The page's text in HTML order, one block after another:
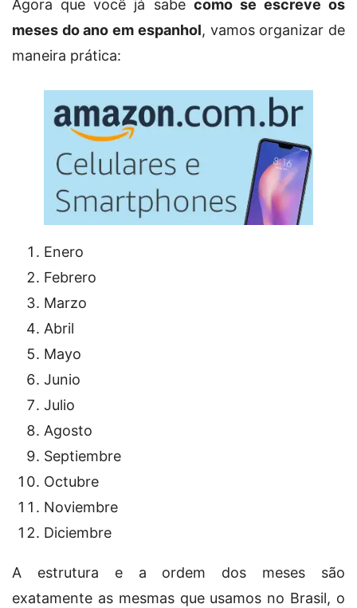
Agora que você já sabe como se escreve os
meses do ano em espanhol, vamos organizar de
maneira prática:
Enero
Febrero
Marzo
Abril
Mayo
Junio
Julio
Agosto
Septiembre
Octubre
Noviembre
Diciembre
A estrutura e a ordem dos meses são
exatamente as mesmas que usamos no Brasil, o